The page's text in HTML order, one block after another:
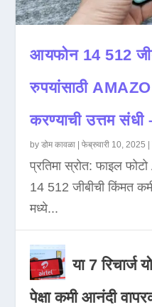
आयफोन 14 512
रुपयांसाठी
करण्याची उत्तम संधी
byडोम कावळा |फेब्रुवारी 10, 2025 |
प्रतिमा स्रोत: फाइल
14 512 जीबीची किंमत
मध्ये...
या 7 रिचार्ज
पेक्षा कमी आनंदी